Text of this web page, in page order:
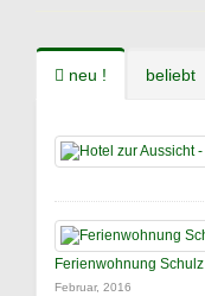
neu ! beliebt
Ferienwohnung Schulz
Februar, 2016